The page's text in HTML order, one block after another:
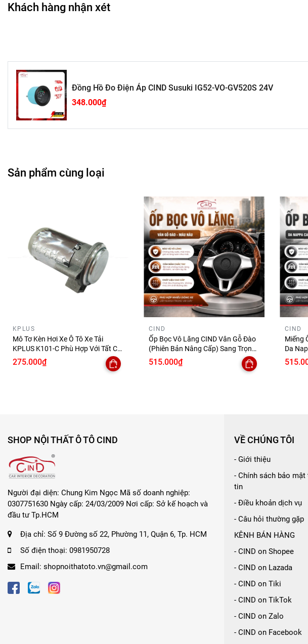
Bạn thường xuyên lo lắng cho hệ thống điện mình đang sử dụng vì
Không thể nhìn thấy rõ mặt kính do số in mờ, không rõ ràng.
Bạn đang mong muốn trang bị:
Đồng hồ đo chất lượng tốt, xuất xứ rõ ràng.
Mặt đồng hồ được in chi tiết, dễ dàng nhìn thấy khi đo.
Khách hàng nhận xét
Đồng Hồ Đo Điện Áp CIND Susuki IG52-VO-GV520S 24V
348.000₫
Sản phẩm cùng loại
KPLUS
Mô Tơ Kèn Hơi Xe Ô Tô Xe Tải
KPLUS K101-C Phù Hợp Với Tất Cả
Những Dòng Xe
275.000₫
CIND
Ốp Bọc Vô Lăng CIND Vân Gỗ Đào
(Phiên Bản Nâng Cấp) Sang Trọng
Đẳng Cấp Mỏng Nhẹ Chống Trượt
Phù Hợp Nhiều Dòng Xe
515.000₫
CIND
Miếng
Da
Mềm
Trượt
SHOP NỘI THẤT Ô TÔ CIND
Người đại diện: Chung Kim Ngọc Mã số doanh nghiệp:
0307751630 Ngày cấp: 24/03/2009 Nơi cấp: Sở kế hoạch và
đầu tư Tp.HCM
Địa chỉ: Số 9 Đường số 22, Phường 11, Quận 6, Tp. HCM
Số điện thoại: 0981950728
Email: shopnoithatoto.vn@gmail.com
VỀ CHÚNG TÔI
- Giới thiệu
- Chính sách bảo mật
tin
- Điều khoản dịch vụ
- Câu hỏi thường gặp
KÊNH BÁN HÀNG
- CIND on Shopee
- CIND on Lazada
- CIND on Tiki
- CIND on TikTok
- CIND on Zalo
- CIND on Facebook